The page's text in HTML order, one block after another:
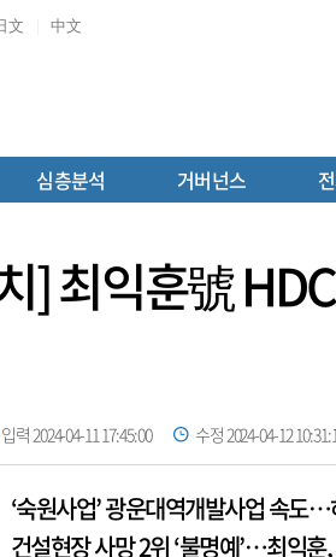
文 中文
심층분석 거버넌스
] 최익훈號
입력 2024-04-11 17:45:00 수정 2024-04-12
‘숙원사업’ 광운대역개발사업 속도
건설현장 사망 2위 ‘불명예’…최익